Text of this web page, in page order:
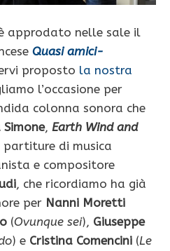
approdato nelle sale il
Quasi amici-
proposto la nostra
l’occasione per
colonna sonora che
Simone, Earth Wind and
partiture di musica
e compositore
, che ricordiamo ha già
per Nanni Moretti
(Ovunque sei), Giuseppe
) e Cristina Comencini (Le